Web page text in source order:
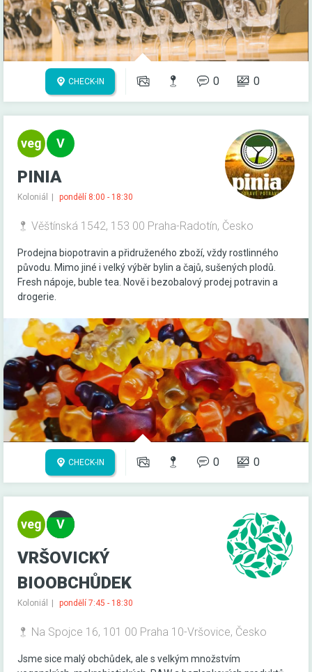
CHECK-IN 0 0
PINIA
Koloniál pondělí 8:00 - 18:30
Věštínská 1542, 153 00 Praha-Radotín, Česko
Prodejna biopotravin a přidruženého zboží, vždy rostlinného
původu. Mimo jiné i velký výběr bylin a čajů, sušených plodů.
Fresh nápoje, buble tea. Nově i bezobalový prodej potravin a
drogerie.
CHECK-IN 0 0
VRŠOVICKÝ
BIOOBCHŮDEK
Koloniál pondělí 7:45 - 18:30
Na Spojce 16, 101 00 Praha 10-Vršovice, Česko
Jsme sice malý obchůdek, ale s velkým množstvím